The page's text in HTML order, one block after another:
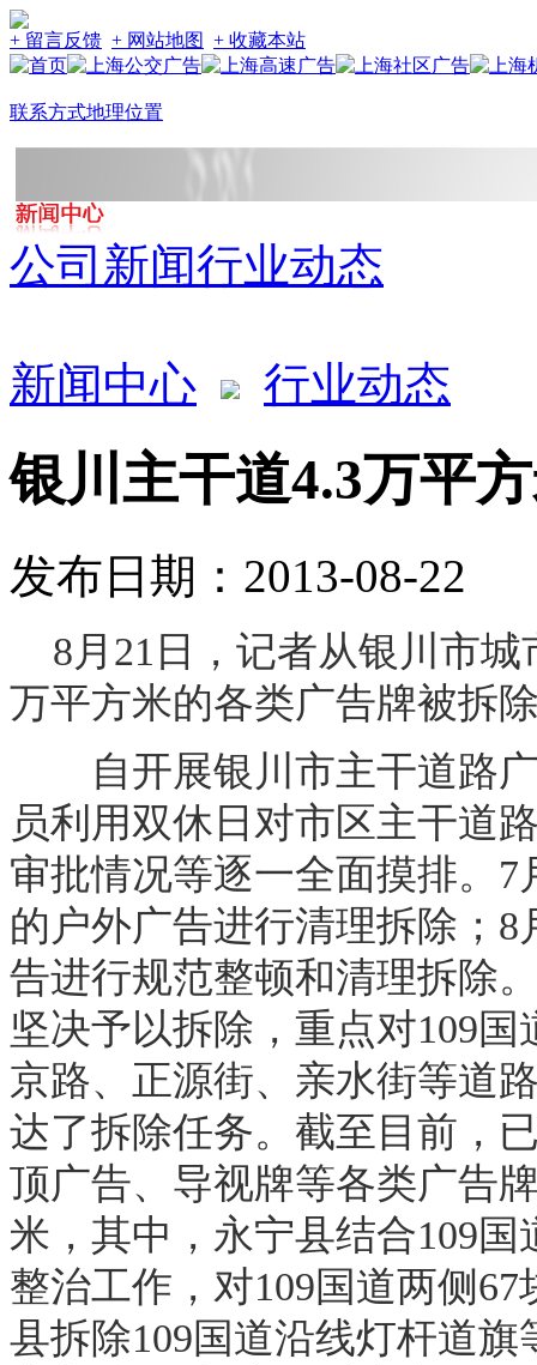
+ 留言反馈 + 网站地图 + 收藏本站
联系方式地理位置
公司新闻行业动态
新闻中心 行业动态
银川主干道4.3万平
发布日期：2013-08-22
8月21日，记者从银川市城
万平方米的各类广告牌被拆
自开展银川市主干道路广
员利用双休日对市区主干道
审批情况等逐一全面摸排。
的户外广告进行清理拆除；
告进行规范整顿和清理拆除
坚决予以拆除，重点对109
京路、正源街、亲水街等道
达了拆除任务。截至目前，
顶广告、导视牌等各类广告
米，其中，永宁县结合109
整治工作，对109国道两侧
县拆除109国道沿线灯杆道